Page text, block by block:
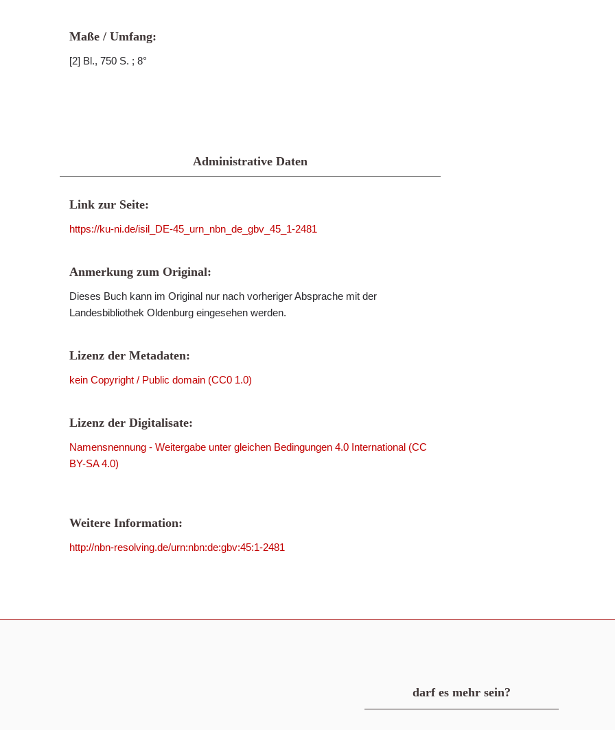
Maße / Umfang:
[2] Bl., 750 S. ; 8°
Administrative Daten
Link zur Seite:
https://ku-ni.de/isil_DE-45_urn_nbn_de_gbv_45_1-2481
Anmerkung zum Original:
Dieses Buch kann im Original nur nach vorheriger Absprache mit der
Landesbibliothek Oldenburg eingesehen werden.
Lizenz der Metadaten:
kein Copyright / Public domain (CC0 1.0)
Lizenz der Digitalisate:
Namensnennung - Weitergabe unter gleichen Bedingungen 4.0 International (CC
BY-SA 4.0)
Weitere Information:
http://nbn-resolving.de/urn:nbn:de:gbv:45:1-2481
darf es mehr sein?